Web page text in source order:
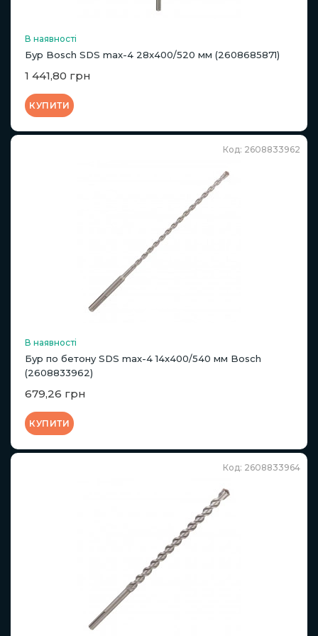
В наявності
Бур Bosch SDS max-4 28x400/520 мм (2608685871)
1 441,80 грн
КУПИТИ
Код: 2608833962
В наявності
Бур по бетону SDS max-4 14x400/540 мм Bosch
(2608833962)
679,26 грн
КУПИТИ
Код: 2608833964